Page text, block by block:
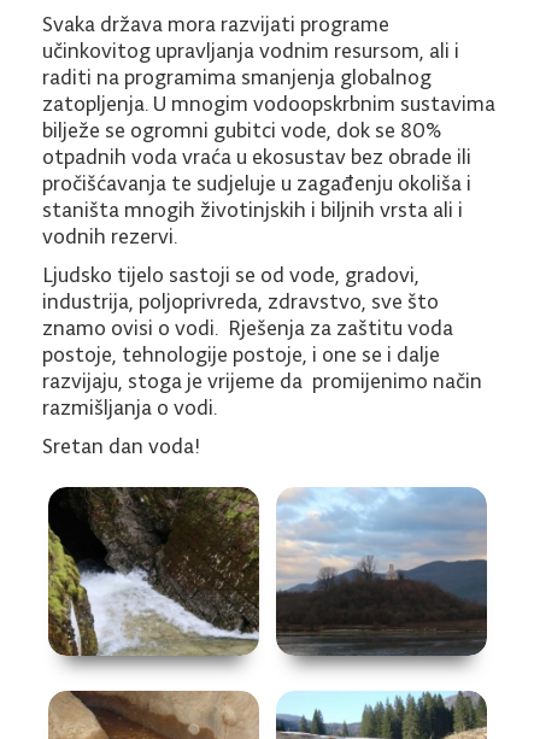
Svaka država mora razvijati programe
učinkovitog upravljanja vodnim resursom, ali i
raditi na programima smanjenja globalnog
zatopljenja. U mnogim vodoopskrbnim sustavima
bilježe se ogromni gubitci vode, dok se 80%
otpadnih voda vraća u ekosustav bez obrade ili
pročišćavanja te sudjeluje u zagađenju okoliša i
staništa mnogih životinjskih i biljnih vrsta ali i
vodnih rezervi.
Ljudsko tijelo sastoji se od vode, gradovi,
industrija, poljoprivreda, zdravstvo, sve što
znamo ovisi o vodi. Rješenja za zaštitu voda
postoje, tehnologije postoje, i one se i dalje
razvijaju, stoga je vrijeme da promijenimo način
razmišljanja o vodi.
Sretan dan voda!